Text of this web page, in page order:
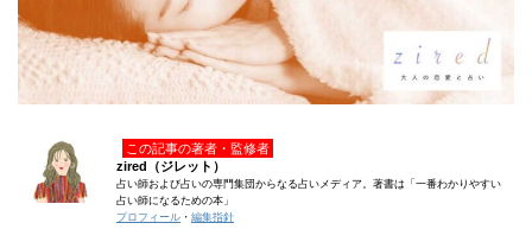
この記事の著者・監修者
zired（ジレット）
占い師および占いの専門集団からなる占いメディア。著書は「一番わかりやすい
占い師になるための本」
プロフィール ・ 編集指針